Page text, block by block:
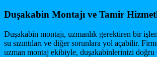
Duşakabin Montajı ve Tamir
Duşakabin montajı, uzmanlık gerektiren bir
su sızıntıları ve diğer sorunlara yol açabilir.
uzman montaj ekibiyle, duşakabinlerinizi